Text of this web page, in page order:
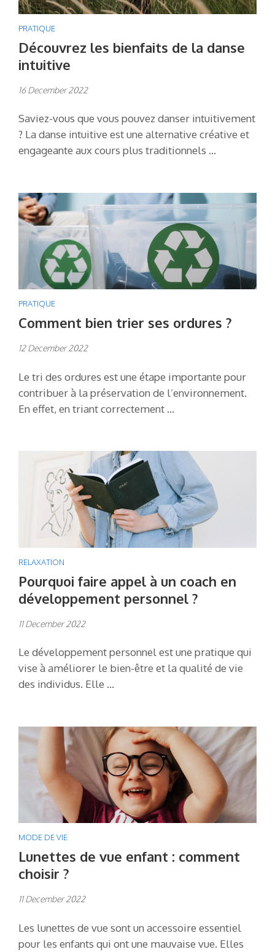
PRATIQUE
Découvrez les bienfaits de la danse
intuitive
16 December 2022
Saviez-vous que vous pouvez danser intuitivement
? La danse intuitive est une alternative créative et
engageante aux cours plus traditionnels …
PRATIQUE
Comment bien trier ses ordures ?
12 December 2022
Le tri des ordures est une étape importante pour
contribuer à la préservation de l’environnement.
En effet, en triant correctement …
RELAXATION
Pourquoi faire appel à un coach en
développement personnel ?
11 December 2022
Le développement personnel est une pratique qui
vise à améliorer le bien-être et la qualité de vie
des individus. Elle …
MODE DE VIE
Lunettes de vue enfant : comment
choisir ?
11 December 2022
Les lunettes de vue sont un accessoire essentiel
pour les enfants qui ont une mauvaise vue. Elles